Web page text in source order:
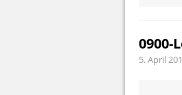
0900-
5. April